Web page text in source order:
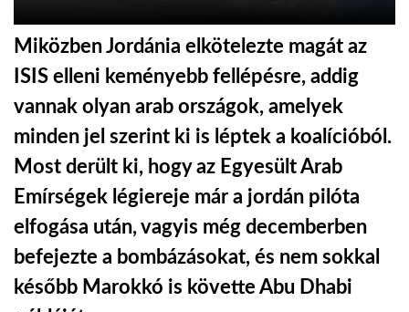
GLOBOTV BP
HÍR3D
TROPICALMAGAZIN
GLOBOTV
Miközben Jordánia elkötelezte magát az
ISIS elleni keményebb fellépésre, addig
vannak olyan arab országok, amelyek
minden jel szerint ki is léptek a koalícióból.
Most derült ki, hogy az Egyesült Arab
Emírségek légiereje már a jordán pilóta
elfogása után, vagyis még decemberben
befejezte a bombázásokat, és nem sokkal
később Marokkó is követte Abu Dhabi